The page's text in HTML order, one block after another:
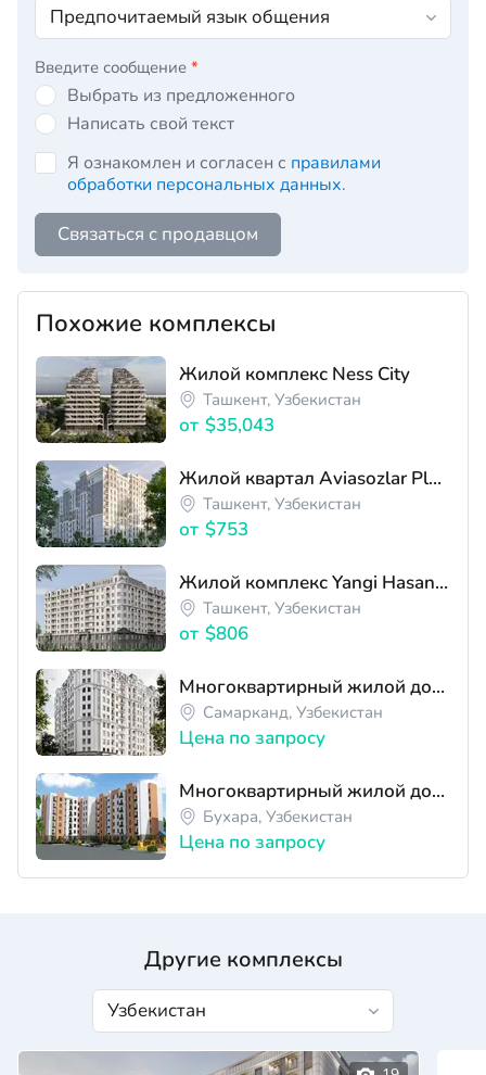
Введите сообщение *
Выбрать из предложенного
Написать свой текст
Я ознакомлен и согласен с правилами
обработки персональных данных.
Связаться с продавцом
Похожие комплексы
Жилой комплекс Ness City
Ташкент, Узбекистан
от $35,043
Жилой квартал Aviasozlar Plaza
Ташкент, Узбекистан
от $753
Жилой комплекс Yangi Hasanboy
Ташкент, Узбекистан
от $806
Многоквартирный жилой дом ЖК New Avenue
Самарканд, Узбекистан
Цена по запросу
Многоквартирный жилой дом ЖК "Akbar House"
Бухара, Узбекистан
Цена по запросу
Другие комплексы